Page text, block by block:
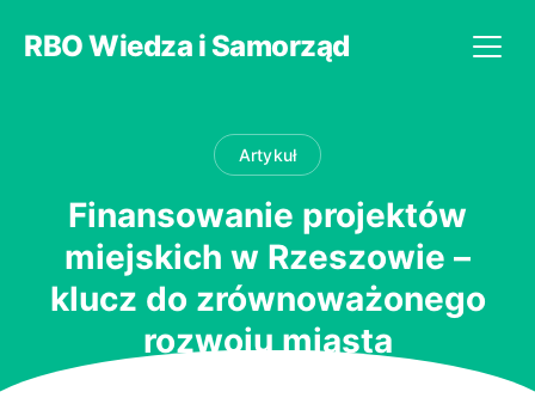
RBO Wiedza i Samorząd
Artykuł
Finansowanie projektów
miejskich w Rzeszowie –
klucz do zrównoważonego
rozwoju miasta